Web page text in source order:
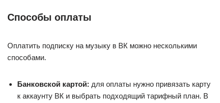
Способы оплаты
Оплатить подписку на музыку в ВК можно несколькими
способами.
Банковской картой: для оплаты нужно привязать карту
к аккаунту ВК и выбрать подходящий тарифный план. В